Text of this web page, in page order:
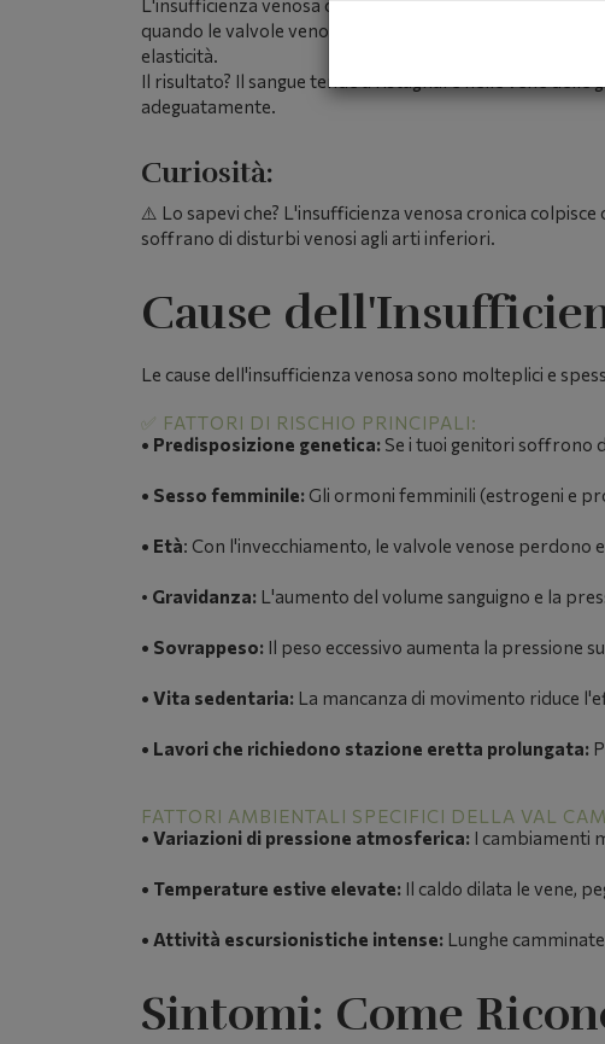
L'insufficienza venosa cronica (IVC) è una condizione in
quando le valvole venose, piccole strutture che
elasticità.
Il risultato? Il sangue tende a ristagnare nelle vene
adeguatamente.
Curiosità:
⚠️ Lo sapevi che? L'insufficienza venosa cronica colpisce
soffrano di disturbi venosi agli arti inferiori.
Cause
Le cause dell'insufficienza venosa sono molteplici e
✅ FATTORI DI RISCHIO PRINCIPALI:
• Predisposizione genetica: Se i tuoi genitori soffrono
• Sesso femminile: Gli ormoni femminili (estrogeni e
• Età: Con l'invecchiamento, le valvole venose perdono
• Gravidanza: L'aumento del volume sanguigno e la
• Sovrappeso: Il peso eccessivo aumenta la pressione
• Vita sedentaria: La mancanza di movimento riduce
• Lavori che richiedono stazione eretta prolungata:
FATTORI AMBIENTALI SPECIFICI DELLA VAL
• Variazioni di pressione atmosferica: I cambiamenti
• Temperature estive elevate: Il caldo dilata le vene,
• Attività escursionistiche intense: Lunghe
Sintomi: Come